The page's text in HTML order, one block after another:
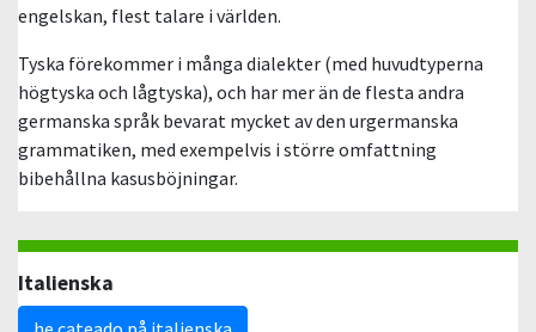
engelskan, flest talare i världen.
Tyska förekommer i många dialekter (med huvudtyperna
högtyska och lågtyska), och har mer än de flesta andra
germanska språk bevarat mycket av den urgermanska
grammatiken, med exempelvis i större omfattning
bibehållna kasusböjningar.
Italienska